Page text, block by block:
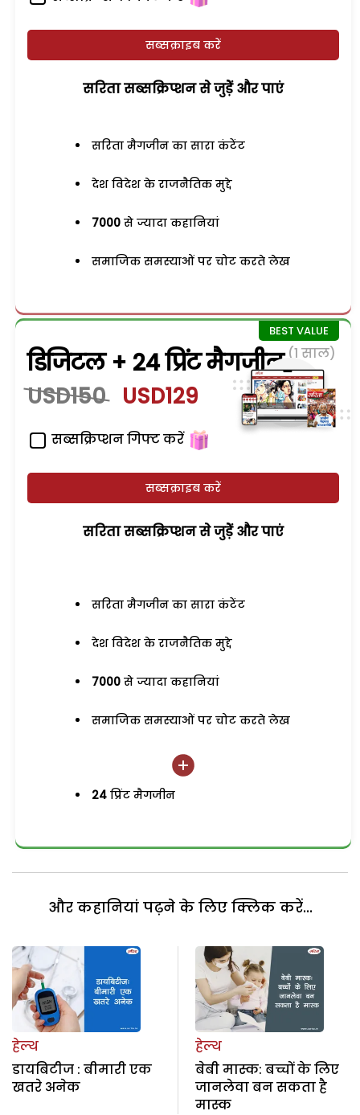
सब्सक्राइब करें
सरिता सब्सक्रिप्शन से जुड़ेें और पाएं
सरिता मैगजीन का सारा कंटेंट
देश विदेश के राजनैतिक मुद्दे
7000 से ज्यादा कहानियां
समाजिक समस्याओं पर चोट करते लेख
डिजिटल + 24 प्रिंट मैगजीन (1 साल)
USD150 USD129
सब्सक्रिप्शन गिफ्ट करें
सब्सक्राइब करें
सरिता सब्सक्रिप्शन से जुड़ेें और पाएं
सरिता मैगजीन का सारा कंटेंट
देश विदेश के राजनैतिक मुद्दे
7000 से ज्यादा कहानियां
समाजिक समस्याओं पर चोट करते लेख
24 प्रिंट मैगजीन
और कहानियां पढ़ने के लिए क्लिक करें...
हेल्थ
डायबिटीज : बीमारी एक
खतरे अनेक
हेल्थ
बेबी मास्क: बच्चों के लिए
जानलेवा बन सकता है
मास्क